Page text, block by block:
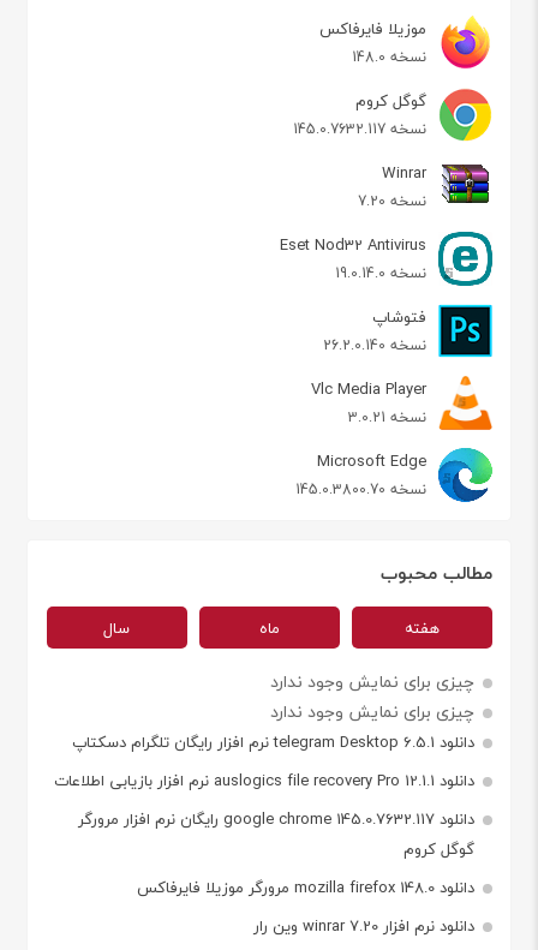
موزیلا فایرفاکس
نسخه 148.0
گوگل کروم
نسخه 145.0.7632.117
Winrar
نسخه 7.20
Eset Nod32 Antivirus
نسخه 19.0.14.0
فتوشاپ
نسخه 26.2.0.140
Vlc Media Player
نسخه 3.0.21
Microsoft Edge
نسخه 145.0.3800.70
مطالب محبوب
هفته ماه سال
چیزی برای نمایش وجود ندارد
چیزی برای نمایش وجود ندارد
دانلود telegram Desktop 6.5.1 نرم افزار رایگان تلگرام دسکتاپ
دانلود auslogics file recovery Pro 12.1.1 نرم افزار بازیابی اطلاعات
دانلود google chrome 145.0.7632.117 رایگان نرم افزار مرورگر
گوگل کروم
دانلود mozilla firefox 148.0 مرورگر موزیلا فایرفاکس
دانلود نرم افزار winrar 7.20 وین رار